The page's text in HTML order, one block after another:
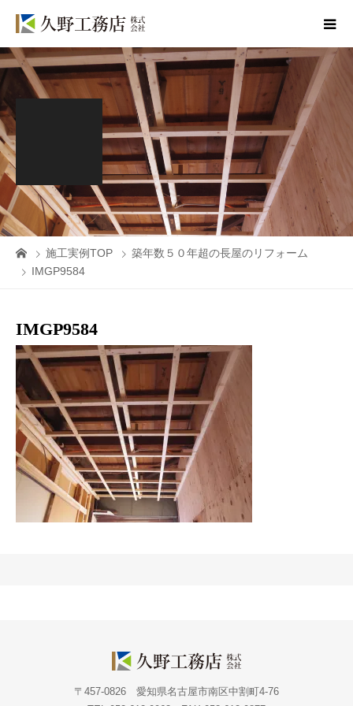
施工実例TOP
築年数５０年超の長屋のリフォーム
IMGP9584
IMGP9584
〒457-0826 愛知県名古屋市南区中割町4-76